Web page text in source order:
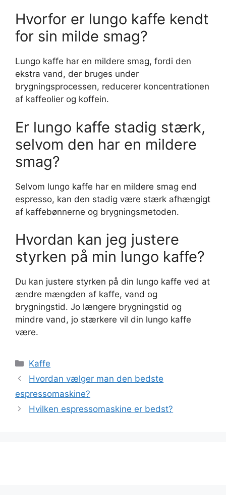
Hvorfor er lungo kaffe kendt
for sin milde smag?
Lungo kaffe har en mildere smag, fordi den
ekstra vand, der bruges under
brygningsprocessen, reducerer koncentrationen
af kaffeolier og koffein.
Er lungo kaffe stadig stærk,
selvom den har en mildere
smag?
Selvom lungo kaffe har en mildere smag end
espresso, kan den stadig være stærk afhængigt
af kaffebønnerne og brygningsmetoden.
Hvordan kan jeg justere
styrken på min lungo kaffe?
Du kan justere styrken på din lungo kaffe ved at
ændre mængden af kaffe, vand og
brygningstid. Jo længere brygningstid og
mindre vand, jo stærkere vil din lungo kaffe
være.
Kategorier
Kaffe
Hvordan vælger man den bedste
espressomaskine?
Hvilken espressomaskine er bedst?